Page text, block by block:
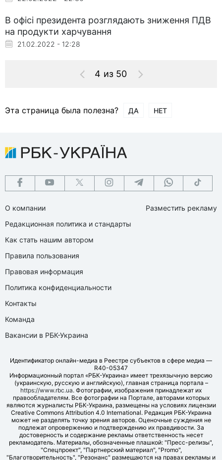
В офісі президента розглядають зниження ПДВ
на продукти харчування
21.02.2022 - 12:28
4 из 50
Эта страница была полезна? ДА НЕТ
О компании
Редакционная политика и стандарты
Как стать нашим автором
Правила пользования
Правовая информация
Политика конфиденциальности
Контакты
Команда
Вакансии в РБК-Украина
Разместить рекламу
Идентификатор онлайн-медиа в Реестре субъектов в сфере медиа —
R40-05347
Информационный портал «РБК-Украина» имеет трехязычную версию
(украинскую, русскую и английскую), главная страница портала –
https://www.rbc.ua. Фотографии, изображения принадлежат их
правообладателям. Все фотографии на Портале, авторами которых
являются журналисты РБК-Украина, размещены на условиях лицензии
Creative Commons Attribution 4.0 International. Редакция РБК-Украина
может не разделять точку зрения авторов. Оценочные суждения не
подлежат опровержению и подтверждению их правдивости. За
достоверность и содержание рекламы ответственность несет
рекламодатель. Материалы, обозначенные плашкой: "Пресс-релизы",
"Спецпроект", "Партнерский материал", "Promo",
"Благотворительность", "Резонанс" размещаются на правах рекламы и